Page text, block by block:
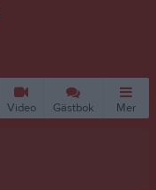
Video Gästbok Mer